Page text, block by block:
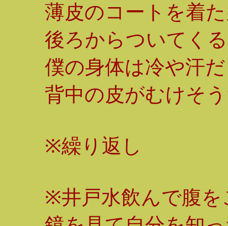
薄皮のコートを着
後ろからついてくる
僕の身体は冷や汗
背中の皮がむけそ
※繰り返し
※井戸水飲んで腹を